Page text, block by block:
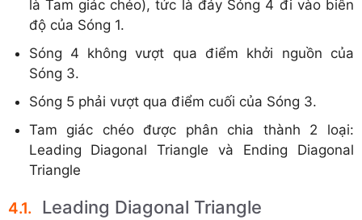
là Tam giác chéo), tức là đáy Sóng 4 đi vào biên
độ của Sóng 1.
Sóng 4 không vượt qua điểm khởi nguồn của
Sóng 3.
Sóng 5 phải vượt qua điểm cuối của Sóng 3.
Tam giác chéo được phân chia thành 2 loại:
Leading Diagonal Triangle và Ending Diagonal
Triangle
Leading Diagonal Triangle